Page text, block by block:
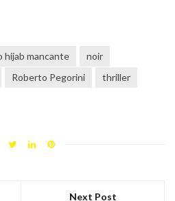
hijab mancante
noir
Roberto Pegorini
thriller
Next Post